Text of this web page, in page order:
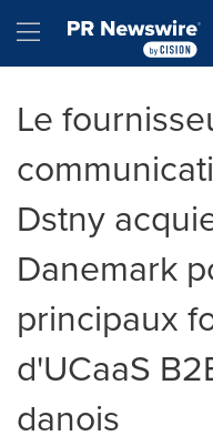
Hamburger menu
Le
Dstny
Danemark
principaux
d'UCaaS
danois